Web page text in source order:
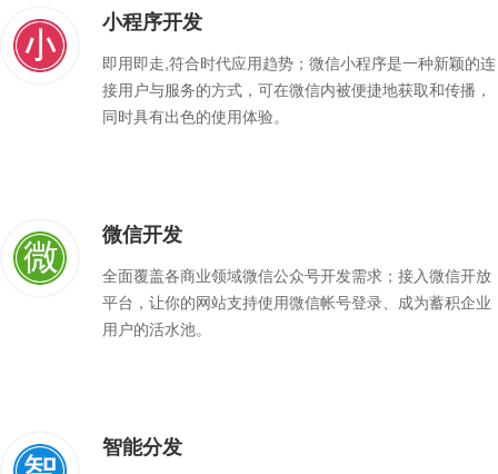
小程序开发
即用即走,符合时代应用趋势；微信小程序是一种新颖的连
接用户与服务的方式，可在微信内被便捷地获取和传播，
同时具有出色的使用体验。
微信开发
全面覆盖各商业领域微信公众号开发需求；接入微信开放
平台，让你的网站支持使用微信帐号登录、成为蓄积企业
用户的活水池。
智能分发